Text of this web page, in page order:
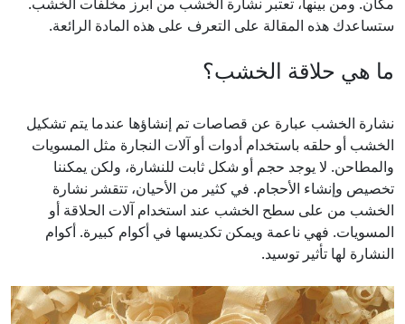
ستساعدك هذه المقالة على التعرف على هذه المادة الرائعة.
ما هي حلاقة الخشب؟
نشارة الخشب عبارة عن قصاصات تم إنشاؤها عندما يتم تشكيل
الخشب أو حلقه باستخدام أدوات أو آلات النجارة مثل المسويات
والمطاحن. لا يوجد حجم أو شكل ثابت للنشارة، ولكن يمكننا
تخصيص وإنشاء الأحجام. في كثير من الأحيان، تتقشر نشارة
الخشب من على سطح الخشب عند استخدام آلات الحلاقة أو
المسويات. فهي ناعمة ويمكن تكديسها في أكوام كبيرة. أكوام
النشارة لها تأثير توسيد.